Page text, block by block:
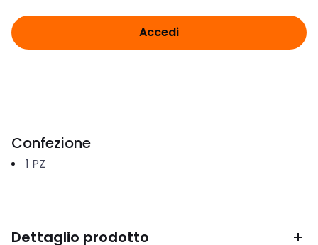
Accedi
Confezione
1 PZ
Dettaglio prodotto